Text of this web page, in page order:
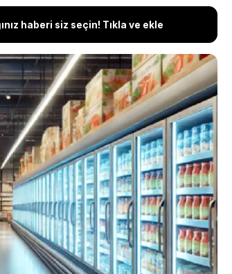
haberi siz seçin! Tıkla ve ekle
gıda israfını azaltmak için marketlerde
alıyor. Son tüketim tarihi geçen riskli
yasaklanırken, tavsiye edilen tüketim
gıdalar özel reyonlarda satışa